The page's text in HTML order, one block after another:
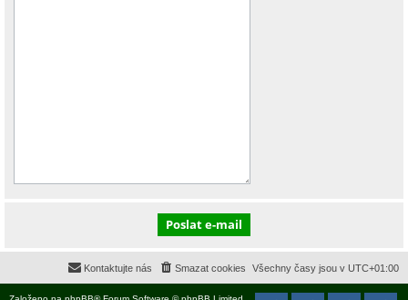
Všechny časy jsou v UTC+01:00
Smazat cookies
Kontaktujte nás